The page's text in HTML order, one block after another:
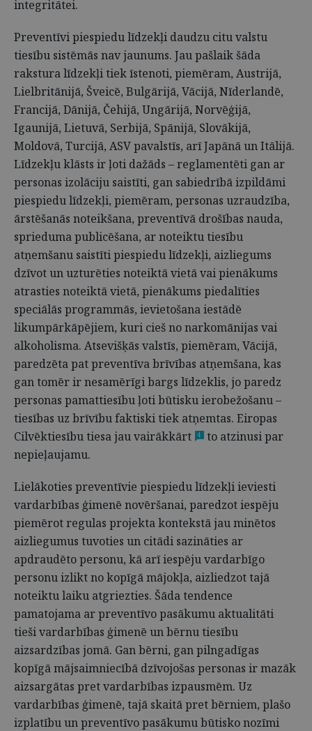
integritātei.
Preventīvi piespiedu līdzekļi daudzu citu valstu
tiesību sistēmās nav jaunums. Jau pašlaik šāda
rakstura līdzekļi tiek īstenoti, piemēram, Austrijā,
Lielbritānijā, Šveicē, Bulgārijā, Vācijā, Nīderlandē,
Francijā, Dānijā, Čehijā, Ungārijā, Norvēģijā,
Igaunijā, Lietuvā, Serbijā, Spānijā, Slovākijā,
Moldovā, Turcijā, ASV pavalstīs, arī Japānā un Itālijā.
Līdzekļu klāsts ir ļoti dažāds – reglamentēti gan ar
personas izolāciju saistīti, gan sabiedrībā izpildāmi
piespiedu līdzekļi, piemēram, personas uzraudzība,
ārstēšanās noteikšana, preventīvā drošības nauda,
sprieduma publicēšana, ar noteiktu tiesību
atņemšanu saistīti piespiedu līdzekļi, aizliegums
dzīvot un uzturēties noteiktā vietā vai pienākums
atrasties noteiktā vietā, pienākums piedalīties
speciālās programmās, ievietošana iestādē
likumpārkāpējiem, kuri cieš no narkomānijas vai
alkoholisma. Atsevišķās valstīs, piemēram, Vācijā,
paredzēta pat preventīva brīvības atņemšana, kas
gan tomēr ir nesamērīgi bargs līdzeklis, jo paredz
personas pamattiesību ļoti būtisku ierobežošanu –
tiesības uz brīvību faktiski tiek atņemtas. Eiropas
Cilvēktiesību tiesa jau vairākkārt
4
to atzinusi par
nepieļaujamu.
Lielākoties preventīvie piespiedu līdzekļi ieviesti
vardarbības ģimenē novēršanai, paredzot iespēju
piemērot regulas projekta kontekstā jau minētos
aizliegumus tuvoties un citādi sazināties ar
apdraudēto personu, kā arī iespēju vardarbīgo
personu izlikt no kopīgā mājokļa, aizliedzot tajā
noteiktu laiku atgriezties. Šāda tendence
pamatojama ar preventīvo pasākumu aktualitāti
tieši vardarbības ģimenē un bērnu tiesību
aizsardzības jomā. Gan bērni, gan pilngadīgas
kopīgā mājsaimniecībā dzīvojošas personas ir mazāk
aizsargātas pret vardarbības izpausmēm. Uz
vardarbības ģimenē, tajā skaitā pret bērniem, plašo
izplatību un preventīvo pasākumu būtisko nozīmi